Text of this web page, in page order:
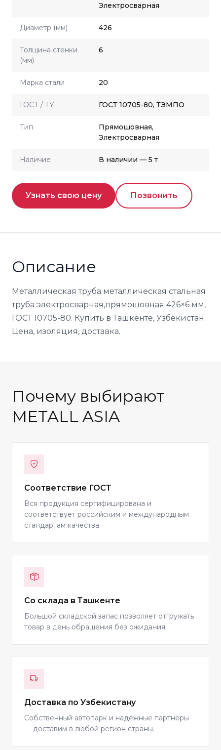
Электросварная
Диаметр (мм) 426
Толщина стенки
(мм)
6
Марка стали 20
ГОСТ / ТУ ГОСТ 10705-80, ТЭМПО
Тип
Прямошовная,
Электросварная
Наличие В наличии — 5 т
Узнать свою цену Позвонить
Описание
Металлическая труба металлическая стальная
труба электросварная,прямошовная 426×6 мм,
ГОСТ 10705-80. Купить в Ташкенте, Узбекистан.
Цена, изоляция, доставка.
Почему выбирают
METALL ASIA
Соответствие ГОСТ
Вся продукция сертифицирована и
соответствует российским и международным
стандартам качества.
Со склада в Ташкенте
Большой складской запас позволяет отгружать
товар в день обращения без ожидания.
Доставка по Узбекистану
Собственный автопарк и надёжные партнёры
— доставим в любой регион страны.